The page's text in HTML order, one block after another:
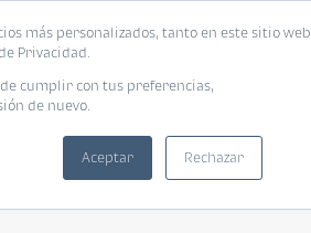
más personalizados, tanto en este sitio web
Privacidad.
cumplir con tus preferencias,
de nuevo.
Aceptar Rechazar